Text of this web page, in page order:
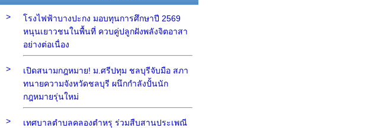
>
โรงไฟฟ้าบางปะกง มอบทุนการศึกษาปี 2569
หนุนเยาวชนในพื้นที่ ควบคู่ปลูกฝังพลังจิตอาสา
อย่างต่อเนื่อง
>
เปิดสนามกฎหมาย! ม.ศรีปทุม ชลบุรีจับมือ สภา
ทนายความจังหวัดชลบุรี ผนึกกำลังปั้นนัก
กฎหมายรุ่นใหม่
>
เทศบาลตำบลคลองตำหรุ ร่วมสืบสานประเพณี